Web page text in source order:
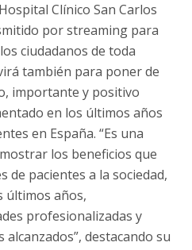
Clínico San Carlos
por streaming para
ciudadanos de toda
también para poner de
importante y positivo
en los últimos años
en España. “Es una
los beneficios que
de pacientes a la sociedad,
últimos años,
profesionalizadas y
destacando su